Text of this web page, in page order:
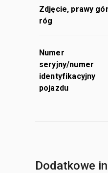
Zdjęcie, prawy
róg
Numer
seryjny/numer
identyfikacyjny
pojazdu
Dodatkowe